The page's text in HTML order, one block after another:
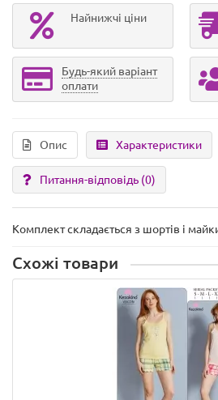
Найнижчі ціни
Будь-який варіант
оплати
Опис Характеристики
Питання-відповідь (0)
Комплект складається з шортів і
Схожі товари